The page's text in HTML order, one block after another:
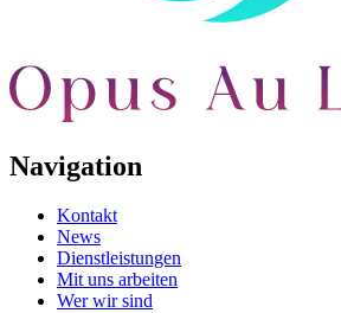
Navigation
Kontakt
News
Dienstleistungen
Mit uns arbeiten
Wer wir sind